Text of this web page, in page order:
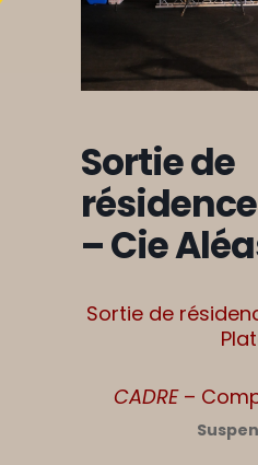
Sortie de
– Cie
Sortie de
CADRE–